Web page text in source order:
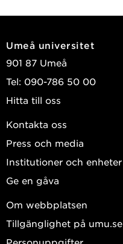
Umeå universitet
901 87 Umeå
Tel: 090-786 50 00
Hitta till oss
Kontakta oss
Press och media
Institutioner och enheter
Ge en gåva
Om webbplatsen
Tillgänglighet på umu.se